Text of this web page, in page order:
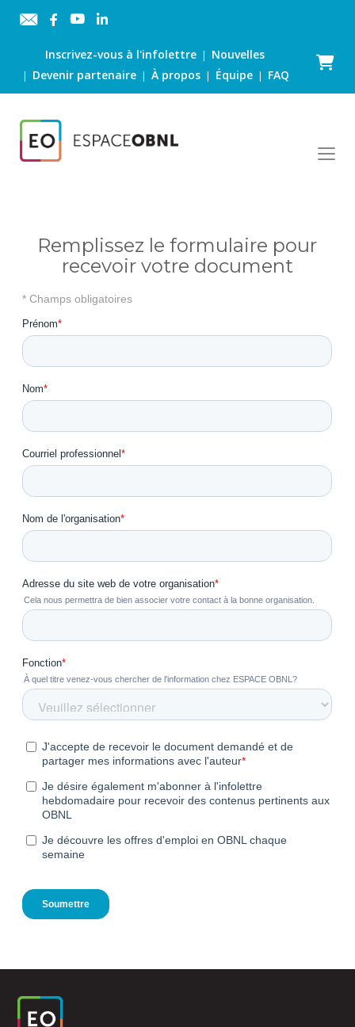
Inscrivez-vous à l'infolettre| Nouvelles
| Devenir partenaire |À propos | Équipe | FAQ
Panier
Remplissez le formulaire pour
recevoir votre document